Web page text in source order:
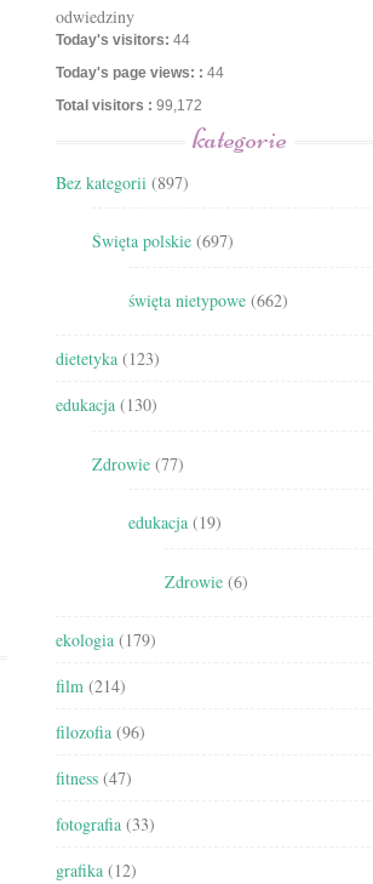
odwiedziny
Today's visitors: 44
Today's page views: : 44
Total visitors : 99,172
kategorie
Bez kategorii (897)
Święta polskie (697)
święta nietypowe (662)
dietetyka (123)
edukacja (130)
Zdrowie (77)
edukacja (19)
Zdrowie (6)
ekologia (179)
film (214)
filozofia (96)
fitness (47)
fotografia (33)
grafika (12)